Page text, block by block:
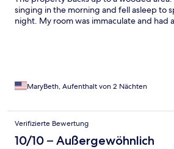
singing in the morning and fell asleep to
night. My room was immaculate and had
MaryBeth, Aufenthalt von 2 Nächten
Verifizierte Bewertung
10/10 – Außergewöhnlich